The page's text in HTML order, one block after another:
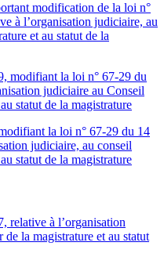
modification de la loi n°
à l’organisation judiciaire, au
et au statut de la
modifiant la loi n° 67-29 du
judiciaire au Conseil
statut de la magistrature
la loi n° 67-29 du 14
judiciaire, au conseil
statut de la magistrature
relative à l’organisation
la magistrature et au statut